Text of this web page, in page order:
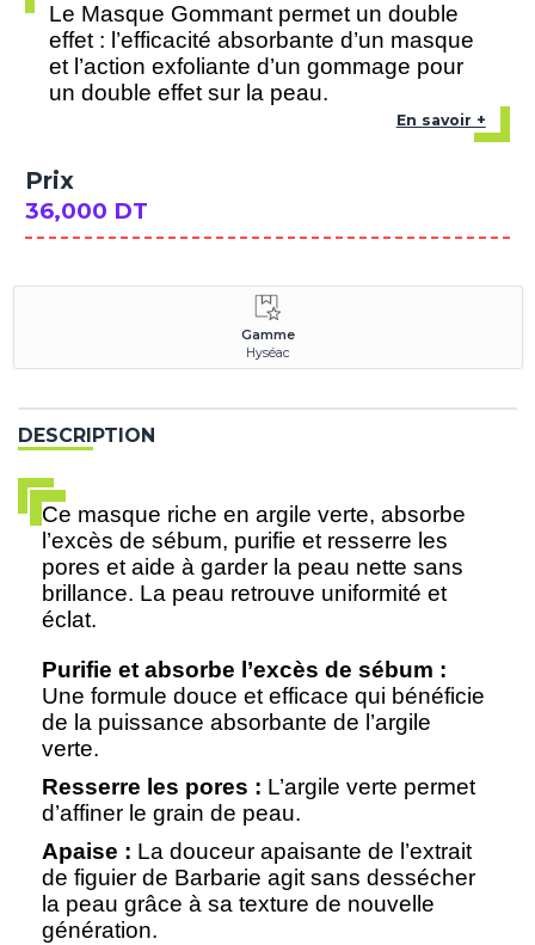
Le Masque Gommant permet un double
effet : l’efficacité absorbante d’un masque
et l’action exfoliante d’un gommage pour
un double effet sur la peau.
En savoir +
Prix
36,000 DT
Gamme
Hyséac
DESCRIPTION
Ce masque riche en argile verte, absorbe
l’excès de sébum, purifie et resserre les
pores et aide à garder la peau nette sans
brillance. La peau retrouve uniformité et
éclat.
Purifie et absorbe l’excès de sébum :
Une formule douce et efficace qui bénéficie
de la puissance absorbante de l’argile
verte.
Resserre les pores : L’argile verte permet
d’affiner le grain de peau.
Apaise : La douceur apaisante de l’extrait
de figuier de Barbarie agit sans dessécher
la peau grâce à sa texture de nouvelle
génération.